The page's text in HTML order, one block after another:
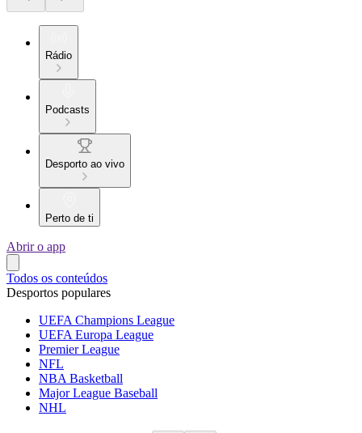
Rádio
Podcasts
Desporto ao vivo
Perto de ti
Abrir o app
Todos os conteúdos
Desportos populares
UEFA Champions League
UEFA Europa League
Premier League
NFL
NBA Basketball
Major League Baseball
NHL